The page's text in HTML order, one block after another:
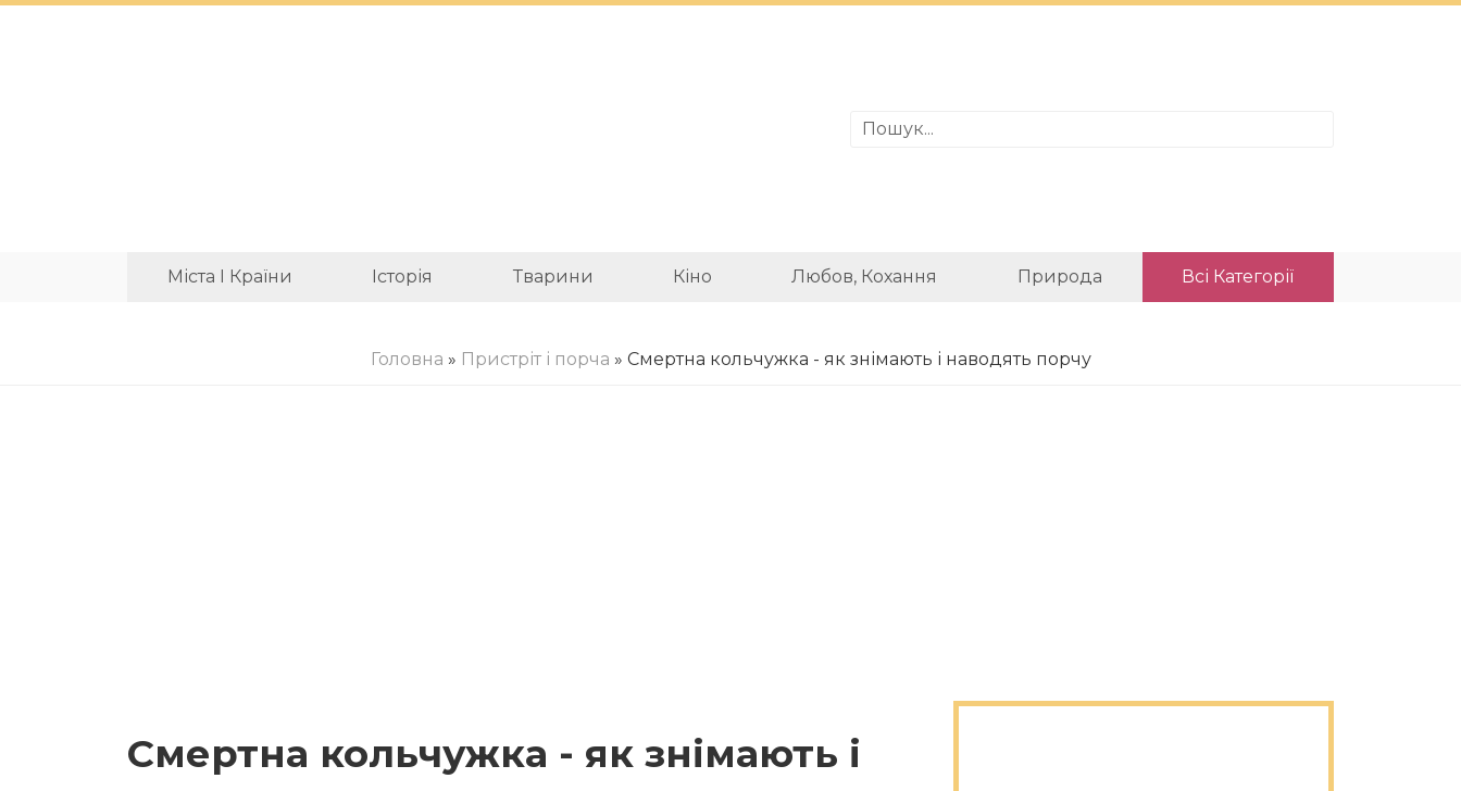
Міста І Країни Історія Тварини Кіно Любов, Кохання Природа Всі Категорії
Головна » Пристріт і порча » Смертна кольчужка - як знімають і наводять порчу
Смертна кольчужка - як знімають і